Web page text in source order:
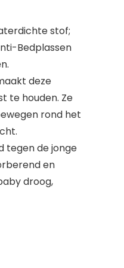
stof;
Bedplassen
deze
te houden. Ze
rond het
tegen de jonge
en
droog,